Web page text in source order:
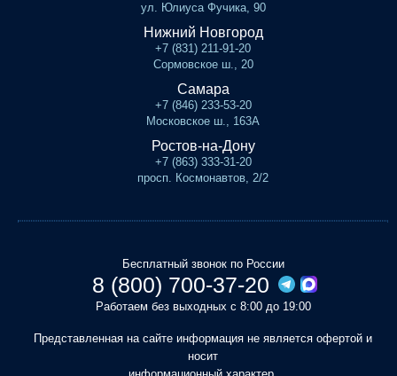
ул. Юлиуса Фучика, 90
Нижний Новгород
+7 (831) 211-91-20
Сормовское ш., 20
Самара
+7 (846) 233-53-20
Московское ш., 163А
Ростов-на-Дону
+7 (863) 333-31-20
просп. Космонавтов, 2/2
Бесплатный звонок по России
8 (800) 700-37-20
Работаем без выходных с 8:00 до 19:00
Представленная на сайте информация не является офертой и
носит